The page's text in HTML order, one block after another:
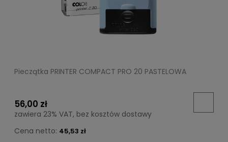
Pieczątka PRINTER COMPACT PRO 20 PASTELOWA
56,00 zł
zawiera 23% VAT, bez kosztów dostawy
Cena netto: 45,53 zł